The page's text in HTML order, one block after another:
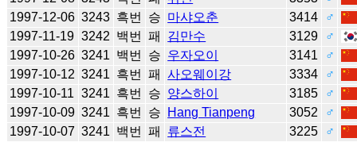
1997-12-06 3243 흑번 승 마샤오춘 3414
♂
1997-11-19 3242 백번 패 김만수 3129
♂
1997-10-26 3241 백번 승 우자오이 3141
♂
1997-10-12 3241 흑번 패 사오웨이강 3334
♂
1997-10-11 3241 흑번 승 양스하이 3185
♂
1997-10-09 3241 흑번 승 Hang Tianpeng 3052
♂
1997-10-07 3241 백번 패 류스전 3225
♂